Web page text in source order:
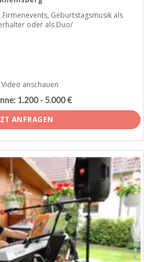
Geburtstagsmusik als
oder als Duo/
Video anschauen
1.200 - 5.000 €
ANFRAGEN